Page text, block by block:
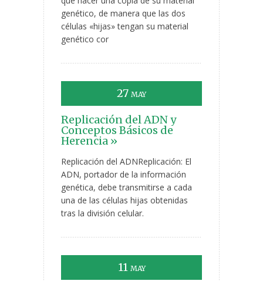
genético, de manera que las dos
células «hijas» tengan su material
genético cor
27 MAY
Replicación del ADN y
Conceptos Básicos de
Herencia »
Replicación del ADNReplicación: El
ADN, portador de la información
genética, debe transmitirse a cada
una de las células hijas obtenidas
tras la división celular.
11 MAY